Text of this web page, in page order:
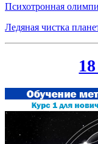
Психотронная
Ледяная чистка